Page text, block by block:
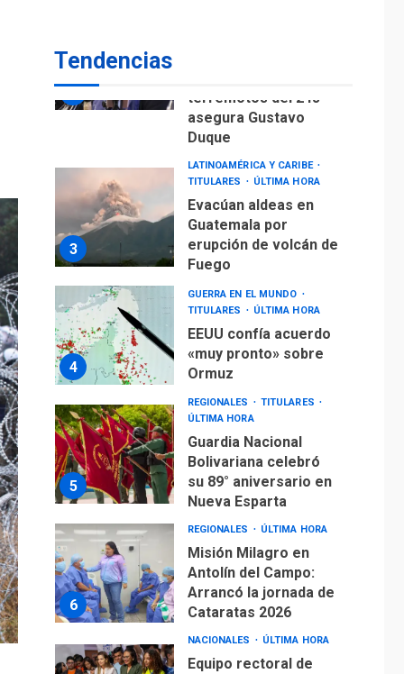
Tendencias
2
terremotos del 24J
asegura Gustavo
Duque
3
LATINOAMÉRICA Y CARIBE
TITULARES
ÚLTIMA HORA
Evacúan aldeas en
Guatemala por
erupción de volcán de
Fuego
4
GUERRA EN EL MUNDO
TITULARES
ÚLTIMA HORA
EEUU confía acuerdo
«muy pronto» sobre
Ormuz
5
REGIONALES
TITULARES
ÚLTIMA HORA
Guardia Nacional
Bolivariana celebró
su 89° aniversario en
Nueva Esparta
6
REGIONALES ÚLTIMA HORA
Misión Milagro en
Antolín del Campo:
Arrancó la jornada de
Cataratas 2026
NACIONALES ÚLTIMA HORA
Equipo rectoral de